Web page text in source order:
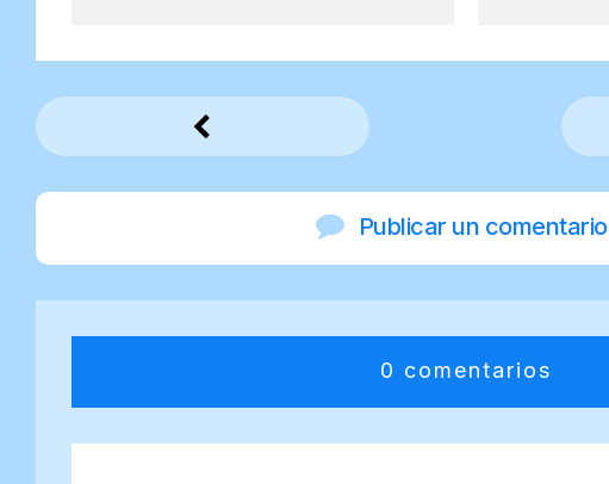
Publicar un comentario
0 comentarios